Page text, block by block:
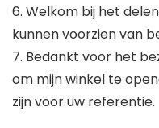
6. Welkom bij het
kunnen voorzien van
7. Bedankt voor het
om mijn winkel te
zijn voor uw referentie.